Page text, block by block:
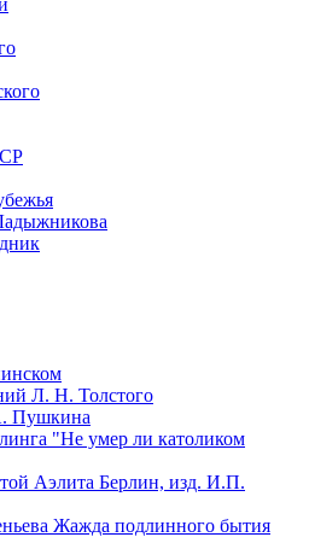
Л. Н. Толстого
Пушкина
"Не умер ли католиком
Аэлита Берлин, изд. И.П.
Жажда подлинного бытия